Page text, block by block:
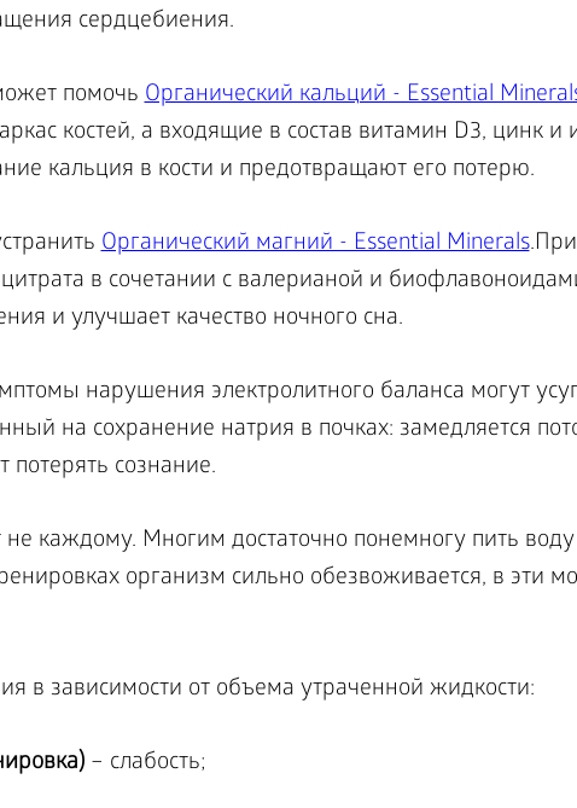
сердцебиения.
помочьОрганический кальций - Essential
костей, а входящие в состав витамин D3, цинк
кальция в кости и предотвращают его потерю.
Органический магний - Essential Minerals
в сочетании с валерианой и
и улучшает качество ночного сна.
нарушения электролитного баланса могут
на сохранение натрия в почках: замедляется
потерять сознание.
не каждому. Многим достаточно понемногу пить
организм сильно обезвоживается, в
в зависимости от объема утраченной жидкости:
– слабость;